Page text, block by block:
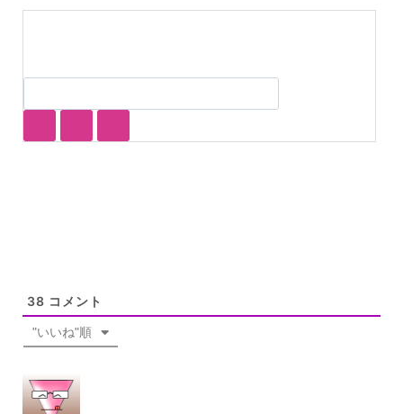
38 コメント
"いいね"順